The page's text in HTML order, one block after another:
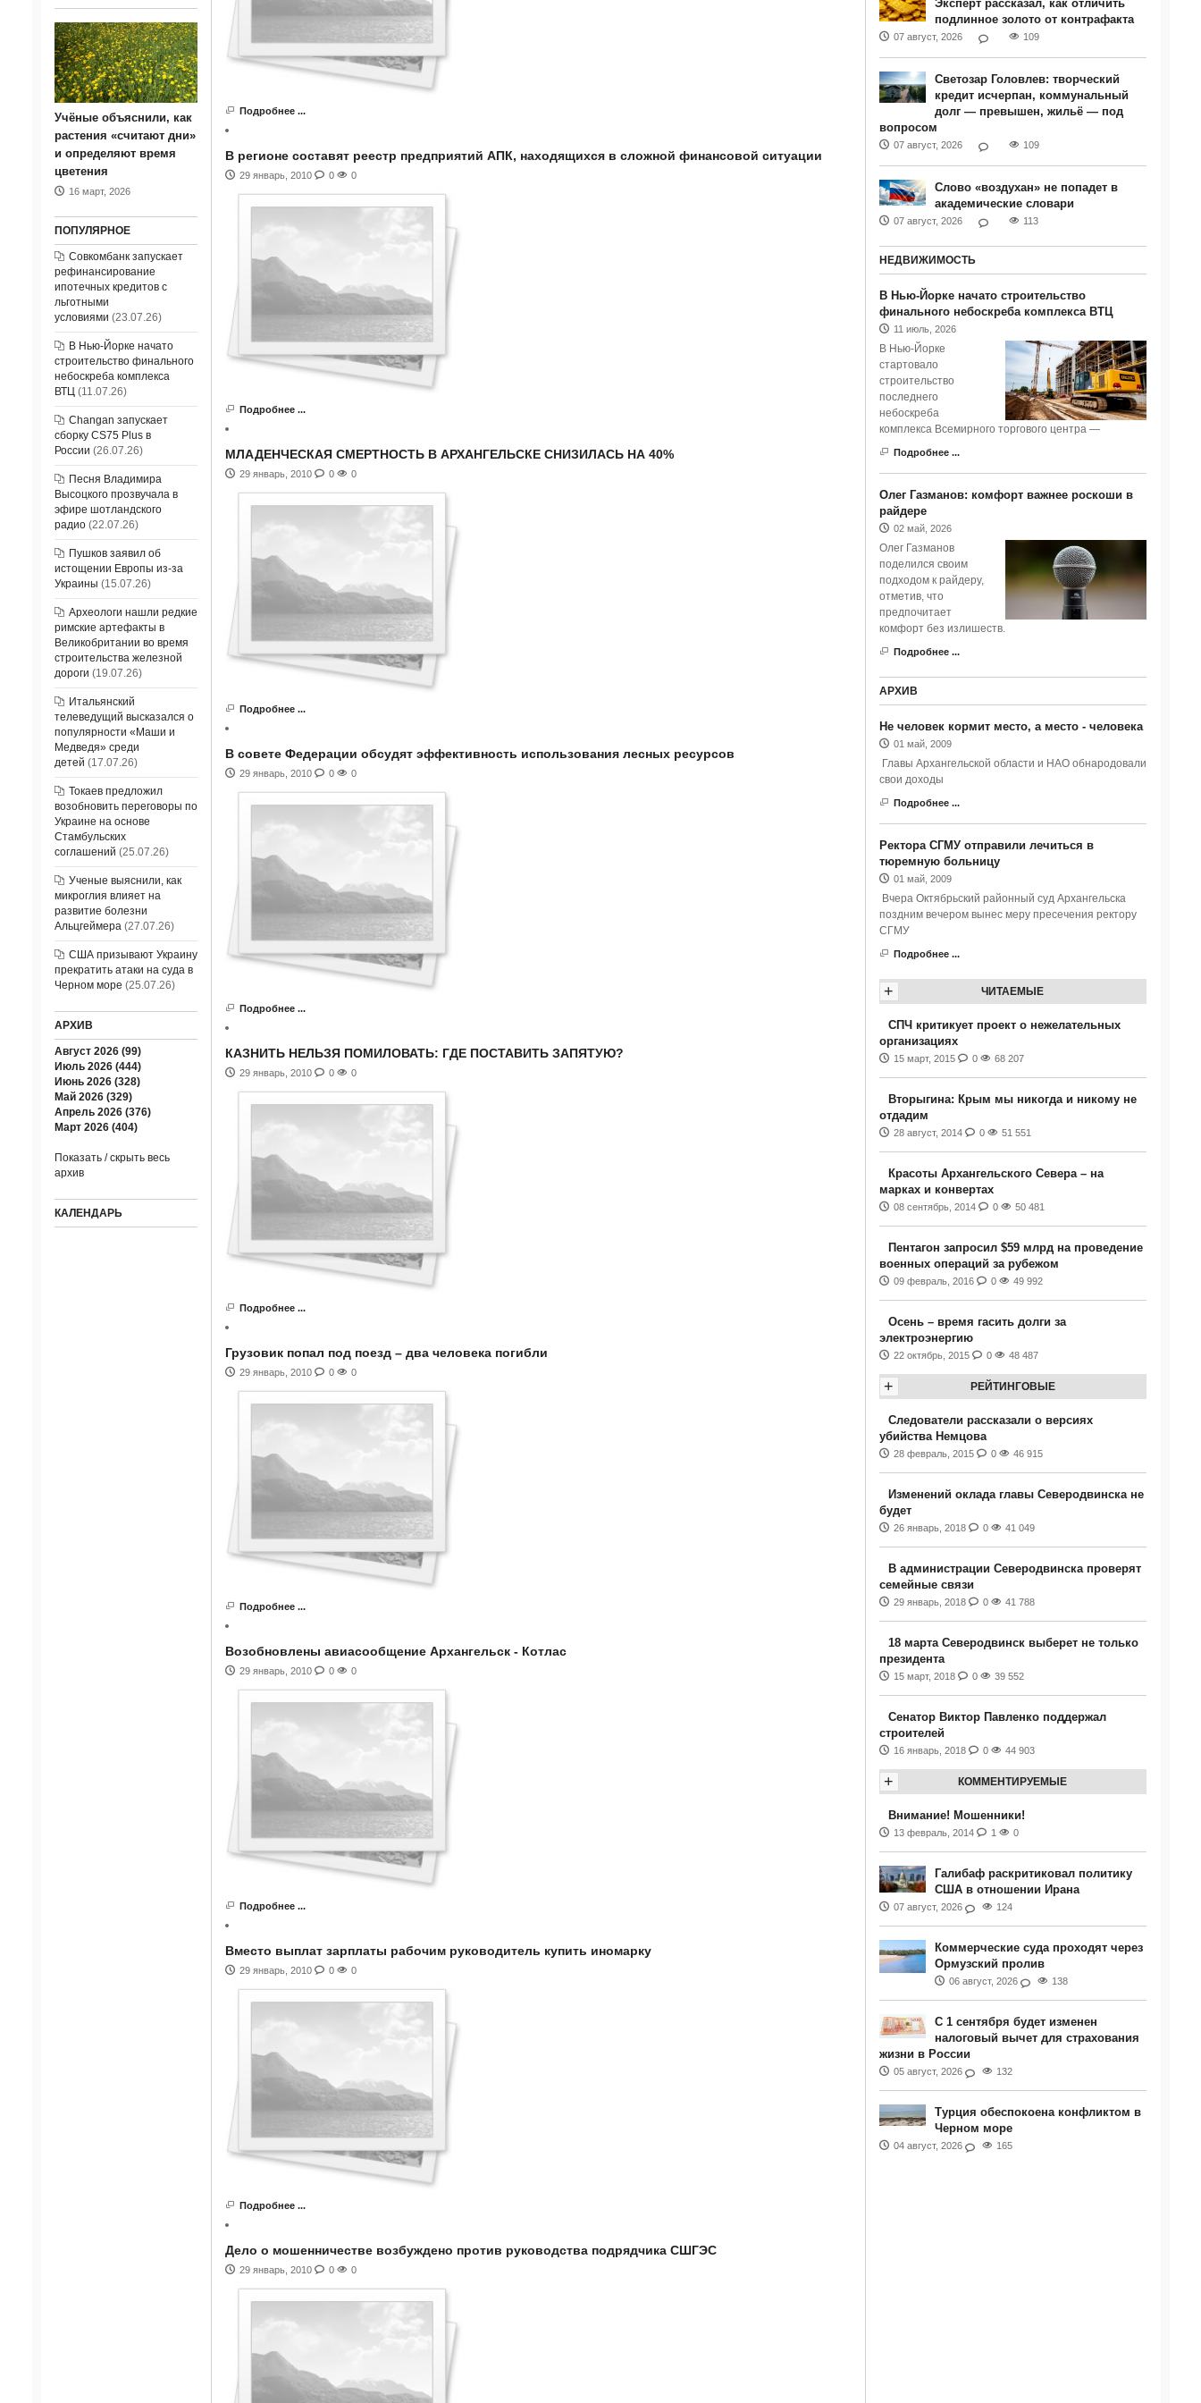
Подробнее ...
В регионе составят реестр предприятий АПК, находящихся в сложной финансовой ситуации
29 январь, 2010 0 0
Подробнее ...
МЛАДЕНЧЕСКАЯ СМЕРТНОСТЬ В АРХАНГЕЛЬСКЕ СНИЗИЛАСЬ НА 40%
29 январь, 2010 0 0
Подробнее ...
В совете Федерации обсудят эффективность использования лесных ресурсов
29 январь, 2010 0 0
Подробнее ...
КАЗНИТЬ НЕЛЬЗЯ ПОМИЛОВАТЬ: ГДЕ ПОСТАВИТЬ ЗАПЯТУЮ?
29 январь, 2010 0 0
Подробнее ...
Грузовик попал под поезд – два человека погибли
29 январь, 2010 0 0
Подробнее ...
Возобновлены авиасообщение Архангельск - Котлас
29 январь, 2010 0 0
Подробнее ...
Вместо выплат зарплаты рабочим руководитель купить иномарку
29 январь, 2010 0 0
Подробнее ...
Дело о мошенничестве возбуждено против руководства подрядчика СШГЭС
29 январь, 2010 0 0
Эксперт рассказал, как отличить
подлинное золото от контрафакта
07 август, 2026 109
Светозар Головлев: творческий
кредит исчерпан, коммунальный
долг — превышен, жильё — под
вопросом
07 август, 2026 109
Слово «воздухан» не попадет в
академические словари
07 август, 2026 113
НЕДВИЖИМОСТЬ
В Нью-Йорке начато строительство
финального небоскреба комплекса ВТЦ
11 июль, 2026
В Нью-Йорке
стартовало
строительство
последнего
небоскреба
комплекса Всемирного торгового центра —
Подробнее ...
Олег Газманов: комфорт важнее роскоши в
райдере
02 май, 2026
Олег Газманов
поделился своим
подходом к райдеру,
отметив, что
предпочитает
комфорт без излишеств.
Подробнее ...
АРХИВ
Не человек кормит место, а место - человека
01 май, 2009
Главы Архангельской области и НАО обнародовали
свои доходы
Подробнее ...
Ректора СГМУ отправили лечиться в
тюремную больницу
01 май, 2009
Вчера Октябрьский районный суд Архангельска
поздним вечером вынес меру пресечения ректору
СГМУ
Подробнее ...
ЧИТАЕМЫЕ
+
СПЧ критикует проект о нежелательных
организациях
15 март, 2015 0 68 207
Вторыгина: Крым мы никогда и никому не
отдадим
28 август, 2014 0 51 551
Красоты Архангельского Севера – на
марках и конвертах
08 сентябрь, 2014 0 50 481
Пентагон запросил $59 млрд на проведение
военных операций за рубежом
09 февраль, 2016 0 49 992
Осень – время гасить долги за
электроэнергию
22 октябрь, 2015 0 48 487
РЕЙТИНГОВЫЕ
+
Следователи рассказали о версиях
убийства Немцова
28 февраль, 2015 0 46 915
Изменений оклада главы Северодвинска не
будет
26 январь, 2018 0 41 049
В администрации Северодвинска проверят
семейные связи
29 январь, 2018 0 41 788
18 марта Северодвинск выберет не только
президента
15 март, 2018 0 39 552
Сенатор Виктор Павленко поддержал
строителей
16 январь, 2018 0 44 903
КОММЕНТИРУЕМЫЕ
+
Внимание! Мошенники!
13 февраль, 2014 1 0
Галибаф раскритиковал политику
США в отношении Ирана
07 август, 2026 124
Коммерческие суда проходят через
Ормузский пролив
06 август, 2026 138
С 1 сентября будет изменен
налоговый вычет для страхования
жизни в России
05 август, 2026 132
Турция обеспокоена конфликтом в
Черном море
04 август, 2026 165
Учёные объяснили, как
растения «считают дни»
и определяют время
цветения
16 март, 2026
ПОПУЛЯРНОЕ
Совкомбанк запускает
рефинансирование
ипотечных кредитов с
льготными
условиями (23.07.26)
В Нью-Йорке начато
строительство финального
небоскреба комплекса
ВТЦ(11.07.26)
Changan запускает
сборку CS75 Plus в
России (26.07.26)
Песня Владимира
Высоцкого прозвучала в
эфире шотландского
радио(22.07.26)
Пушков заявил об
истощении Европы из-за
Украины (15.07.26)
Археологи нашли редкие
римские артефакты в
Великобритании во время
строительства железной
дороги (19.07.26)
Итальянский
телеведущий высказался о
популярности «Маши и
Медведя» среди
детей (17.07.26)
Токаев предложил
возобновить переговоры по
Украине на основе
Стамбульских
соглашений (25.07.26)
Ученые выяснили, как
микроглия влияет на
развитие болезни
Альцгеймера(27.07.26)
США призывают Украину
прекратить атаки на суда в
Черном море (25.07.26)
АРХИВ
Август 2026 (99)
Июль 2026 (444)
Июнь 2026 (328)
Май 2026 (329)
Апрель 2026 (376)
Март 2026 (404)
Показать / скрыть весь
архив
КАЛЕНДАРЬ